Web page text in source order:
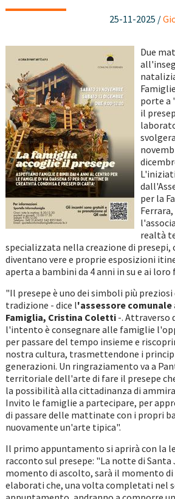
25-11-2025 /
Due
porte a
il
per la
realtà
specializzata nella creazione di presepi,
diventano vere e proprie esposizioni
aperta a bambini da 4 anni in su e ai
"Il presepe è uno dei simboli più
tradizione - dice l'assessore
Famiglia, Cristina Coletti-. Attraverso
l'intento è consegnare alle famiglie
per passare del tempo insieme e
nostra cultura, trasmettendone i
generazioni. Un ringraziamento va a
territoriale dell'arte di fare il presepe
la possibilità alla cittadinanza di
Invito le famiglie a partecipare, per
di passare delle mattinate con i propri
nuovamente un'arte tipica".
Il primo appuntamento si aprirà con la
racconto sul presepe: "La notte di Santa
momento di ascolto, sarà il momento
elaborati che, una volta completati nel